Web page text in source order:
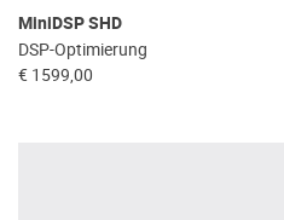
MiniDSP SHD
DSP-Optimierung
€ 1599,00